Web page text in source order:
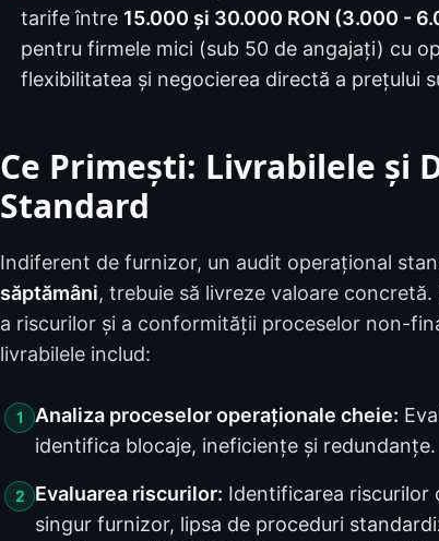
tarife între 15.000 și 30.000 RON (3.000 -
pentru firmele mici (sub 50 de angajați) cu
flexibilitatea și negocierea directă a prețului
Ce Primești: Livrabilele și
Standard
Indiferent de furnizor, un audit operațional
săptămâni, trebuie să livreze valoare
a riscurilor și a conformității proceselor non-
livrabilele includ:
1 Analiza proceselor operaționale cheie:
identifica blocaje, ineficiențe și redundanțe.
2 Evaluarea riscurilor: Identificarea riscurilor
singur furnizor, lipsa de proceduri